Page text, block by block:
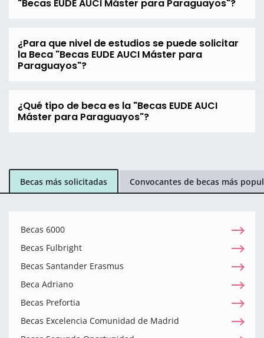
"Becas EUDE AUCI Máster para Paraguayos"?
¿Para que nivel de estudios se puede solicitar
la Beca "Becas EUDE AUCI Máster para
Paraguayos"?
¿Qué tipo de beca es la "Becas EUDE AUCI
Máster para Paraguayos"?
Becas más solicitadas Convocantes de becas más
Becas 6000
Becas Fulbright
Becas Santander Erasmus
Beca Adriano
Becas Prefortia
Becas Excelencia Comunidad de Madrid